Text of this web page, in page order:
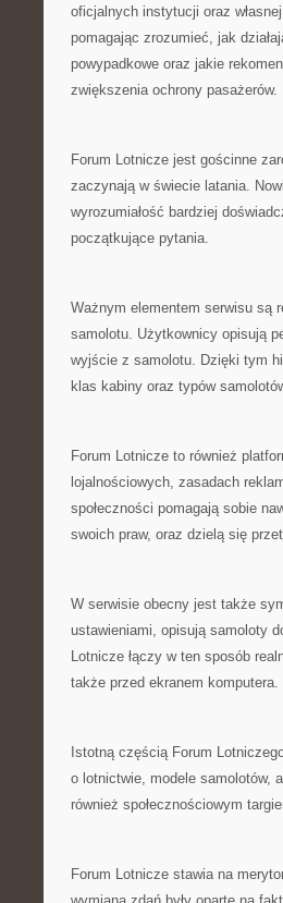
oficjalnych instytucji oraz
pomagając zrozumieć, jak
powypadkowe oraz jakie
zwiększenia ochrony pasażerów.
Forum Lotnicze jest gościnne
zaczynają w świecie latania.
wyrozumiałość bardziej
początkujące pytania.
Ważnym elementem serwisu są
samolotu. Użytkownicy opisują
wyjście z samolotu. Dzięki tym
klas kabiny oraz typów
Forum Lotnicze to również
lojalnościowych, zasadach
społeczności pomagają sobie
swoich praw, oraz dzielą się
W serwisie obecny jest także
ustawieniami, opisują samoloty
Lotnicze łączy w ten sposób
także przed ekranem komputera.
Istotną częścią Forum
o lotnictwie, modele samolotów,
również społecznościowym
Forum Lotnicze stawia na